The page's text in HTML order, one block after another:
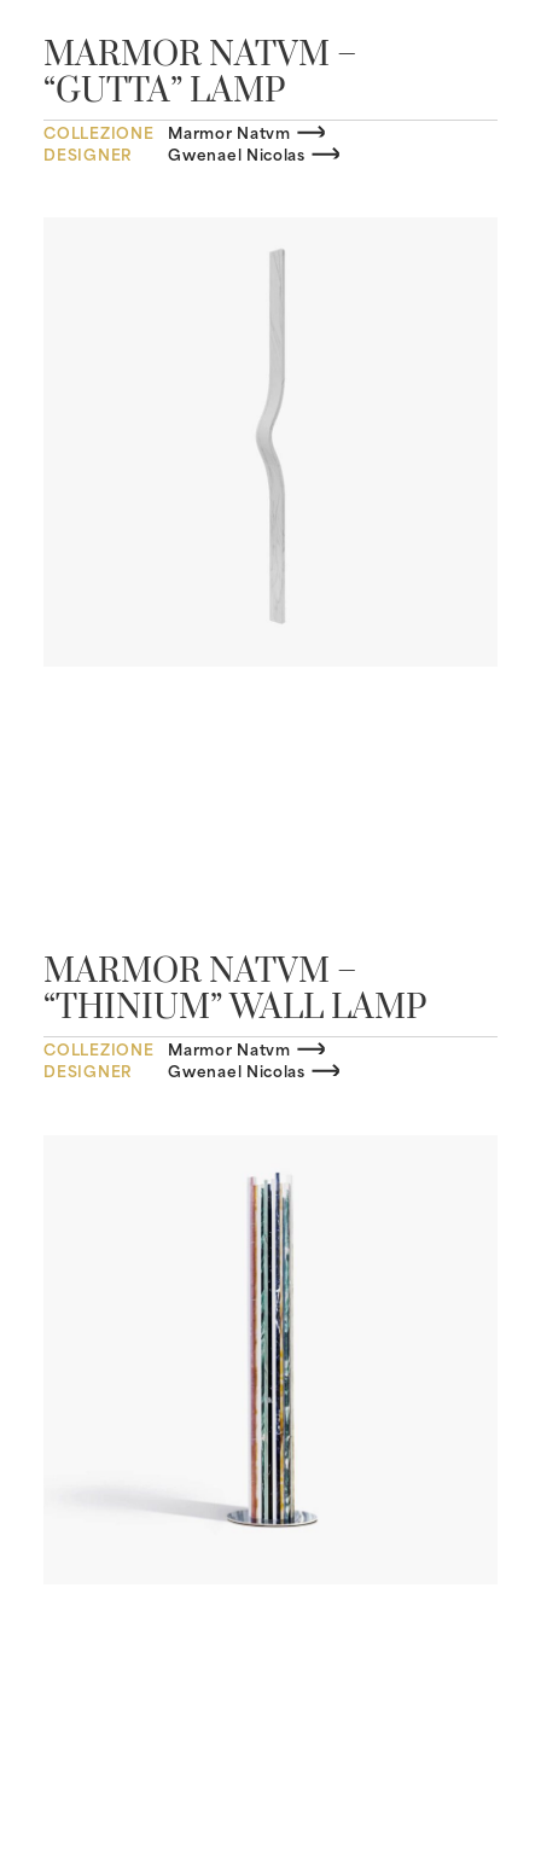
MARMOR NATVM –
“GUTTA” LAMP
COLLEZIONE
Marmor Natvm
DESIGNER
Gwenael Nicolas
MARMOR NATVM –
“THINIUM” WALL LAMP
COLLEZIONE
Marmor Natvm
DESIGNER
Gwenael Nicolas